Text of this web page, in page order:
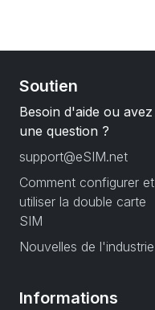
Soutien
Besoin d'aide ou avez
une question ?
support@eSIM.net
Comment configurer et
utiliser la double carte
SIM
Nouvelles de l'industrie
Informations